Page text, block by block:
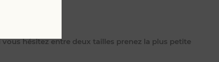
hésitez entre deux tailles prenez la plus petite